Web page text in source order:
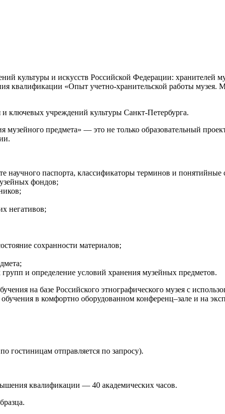
культуры и искусств Российской Федерации: хранителей
квалификации «Опыт учетно-хранительской работы музея.
и ключевых учреждений культуры Санкт-Петербурга.
предмета» — это не только образовательный
научного паспорта, классификаторы терминов и понятийные
фондов;
негативов;
сохранности материалов;
и определение условий хранения музейных предметов.
на базе Российского этнографического музея с
в комфортно оборудованном конференц–зале и на
гостиницам отправляется по запросу).
квалификации — 40 академических часов.